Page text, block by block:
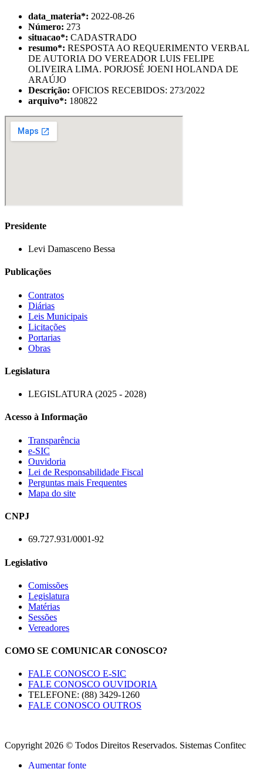
data_materia*: 2022-08-26
Número: 273
situacao*: CADASTRADO
resumo*: RESPOSTA AO REQUERIMENTO VERBAL
DE AUTORIA DO VEREADOR LUIS FELIPE
OLIVEIRA LIMA. PORJOSÉ JOENI HOLANDA DE
ARAÚJO
Descrição: OFICIOS RECEBIDOS: 273/2022
arquivo*: 180822
Presidente
Levi Damasceno Bessa
Publicações
Contratos
Diárias
Leis Municipais
Licitações
Portarias
Obras
Legislatura
LEGISLATURA (2025 - 2028)
Acesso à Informação
Transparência
e-SIC
Ouvidoria
Lei de Responsabilidade Fiscal
Perguntas mais Frequentes
Mapa do site
CNPJ
69.727.931/0001-92
Legislativo
Comissões
Legislatura
Matérias
Sessões
Vereadores
COMO SE COMUNICAR CONOSCO?
FALE CONOSCO E-SIC
FALE CONOSCO OUVIDORIA
TELEFONE: (88) 3429-1260
FALE CONOSCO OUTROS
Copyright 2026 © Todos Direitos Reservados. Sistemas Confitec
Aumentar fonte